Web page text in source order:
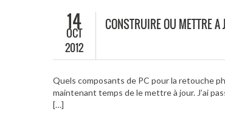
14
OCT
2012
CONSTRUIRE OU METTRE
Quels composants de PC pour la retouche
maintenant temps de le mettre à jour. J’ai
[…]